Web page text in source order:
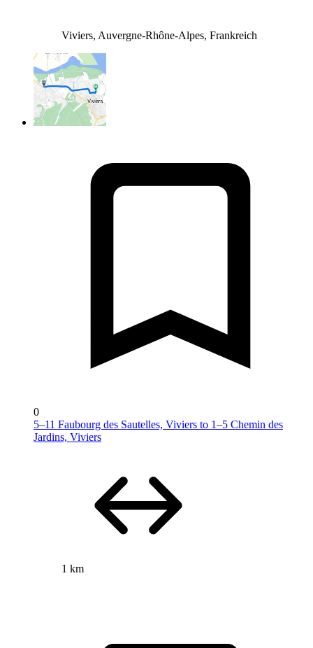
Viviers, Auvergne-Rhône-Alpes, Frankreich
0
5–11 Faubourg des Sautelles, Viviers to 1–5 Chemin des
Jardins, Viviers
1 km